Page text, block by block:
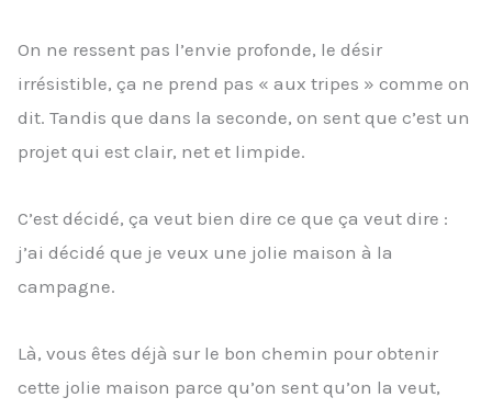
On ne ressent pas l’envie profonde, le désir
irrésistible, ça ne prend pas « aux tripes » comme on
dit. Tandis que dans la seconde, on sent que c’est un
projet qui est clair, net et limpide.
C’est décidé, ça veut bien dire ce que ça veut dire :
j’ai décidé que je veux une jolie maison à la
campagne.
Là, vous êtes déjà sur le bon chemin pour obtenir
cette jolie maison parce qu’on sent qu’on la veut,